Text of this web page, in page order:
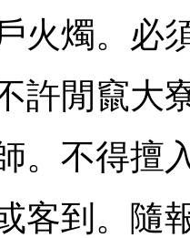
火燭。必
許閒竄大
。不得擅
客到。隨